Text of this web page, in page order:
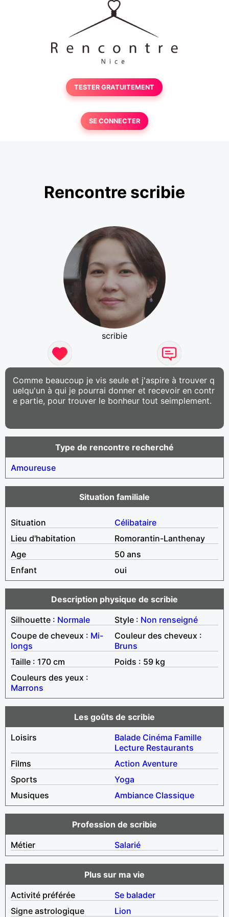
TESTER GRATUITEMENT
SE CONNECTER
Rencontre scribie
scribie
Comme beaucoup je vis seule et j'aspire à trouver q
uelqu'un à qui je pourrai donner et recevoir en contr
e partie, pour trouver le bonheur tout seimplement.
Type de rencontre recherché
Amoureuse
Situation familiale
Situation
Célibataire
Lieu d'habitation
Romorantin-Lanthenay
Age
50 ans
Enfant
oui
Description physique de scribie
Silhouette : Normale Style : Non renseigné
Coupe de cheveux : Mi-
longs
Couleur des cheveux :
Bruns
Taille : 170 cm
Poids : 59 kg
Couleurs des yeux :
Marrons
Les goûts de scribie
Loisirs
Balade Cinéma Famille
Lecture Restaurants
Films
Action Aventure
Sports
Yoga
Musiques
Ambiance Classique
Profession de scribie
Métier
Salarié
Plus sur ma vie
Activité préférée
Se balader
Signe astrologique
Lion